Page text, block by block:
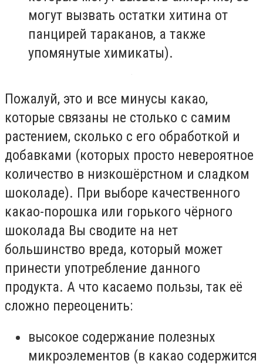
могут вызвать остатки хитина от
панцирей тараканов, а также
упомянутые химикаты).
Пожалуй, это и все минусы какао,
которые связаны не столько с самим
растением, сколько с его обработкой и
добавками (которых просто невероятное
количество в низкошёрстном и сладком
шоколаде). При выборе качественного
какао-порошка или горького чёрного
шоколада Вы сводите на нет
большинство вреда, который может
принести употребление данного
продукта. А что касаемо пользы, так её
сложно переоценить:
высокое содержание полезных
микроэлементов (в какао содержится